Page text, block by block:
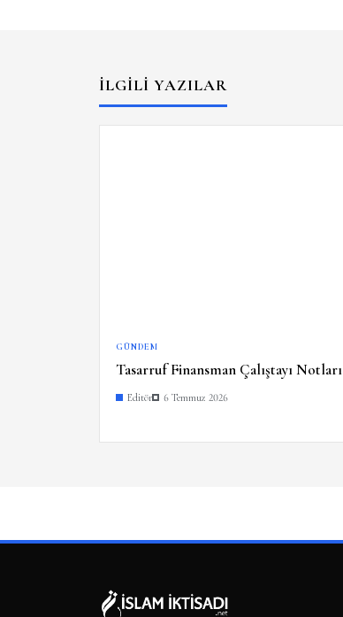
İLGILI YAZILAR
GÜNDEM
Tasarruf Finansman Çalıştayı Notları
Editör 6 Temmuz 2026